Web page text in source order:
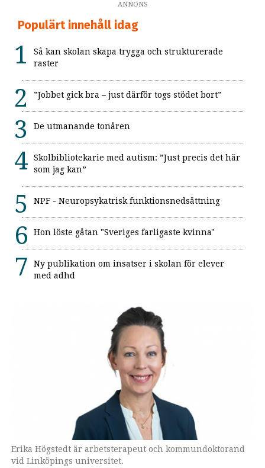
ANNONS
Populärt innehåll idag
Så kan skolan skapa trygga och strukturerade
raster
”Jobbet gick bra – just därför togs stödet bort”
De utmanande tonåren
Skolbibliotekarie med autism: ”Just precis det här
som jag kan”
NPF - Neuropsykatrisk funktionsnedsättning
Hon löste gåtan "Sveriges farligaste kvinna"
Ny publikation om insatser i skolan för elever
med adhd
Erika Högstedt är arbetsterapeut och kommundoktorand
vid Linköpings universitet.